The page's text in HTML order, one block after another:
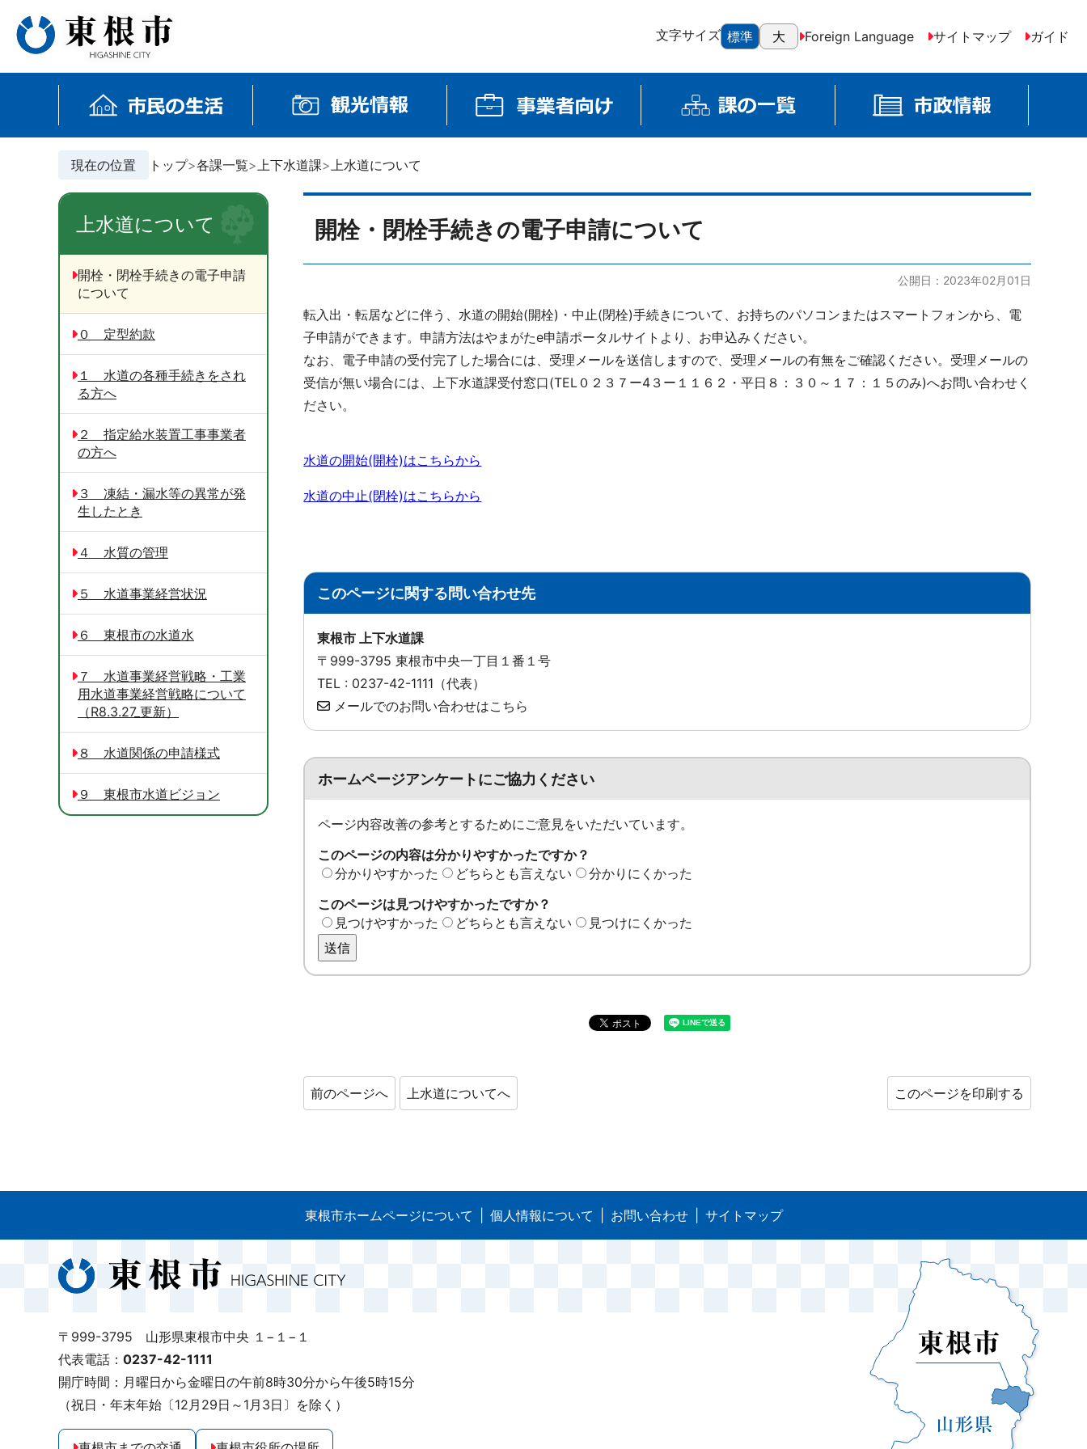
文字サイズ 標準 大 Foreign Language サイトマップ ガイド
現在の位置 トップ 各課一覧 上下水道課 上水道について
開栓・閉栓手続きの電子申請について
公開日：2023年02月01日
転入出・転居などに伴う、水道の開始(開栓)・中止(閉栓)手続きについて、お持ちのパソコンまたはスマートフォンから、電
子申請ができます。申請方法はやまがたe申請ポータルサイトより、お申込みください。
なお、電子申請の受付完了した場合には、受理メールを送信しますので、受理メールの有無をご確認ください。受理メールの
受信が無い場合には、上下水道課受付窓口(TEL０２３７ー4３ー１１６２・平日８：３０～１７：１５のみ)へお問い合わせく
ださい。
水道の開始(開栓)はこちらから
水道の中止(閉栓)はこちらから
このページに関する問い合わせ先
東根市 上下水道課
〒999-3795 東根市中央一丁目１番１号
TEL : 0237-42-1111（代表）
メールでのお問い合わせはこちら
ホームページアンケートにご協力ください
ページ内容改善の参考とするためにご意見をいただいています。
このページの内容は分かりやすかったですか？
分かりやすかった
どちらとも言えない
分かりにくかった
このページは見つけやすかったですか？
見つけやすかった
どちらとも言えない
見つけにくかった
送信
前のページへ 上水道についてへ このページを印刷する
上水道について
開栓・閉栓手続きの電子申請
について
０ 定型約款
１ 水道の各種手続きをされ
る方へ
２ 指定給水装置工事事業者
の方へ
３ 凍結・漏水等の異常が発
生したとき
４ 水質の管理
５ 水道事業経営状況
６ 東根市の水道水
７ 水道事業経営戦略・工業
用水道事業経営戦略について
（R8.3.27_更新）
８ 水道関係の申請様式
９ 東根市水道ビジョン
東根市ホームページについて 個人情報について お問い合わせ サイトマップ
〒999-3795 山形県東根市中央 １−１−１
代表電話： 0237-42-1111
開庁時間：月曜日から金曜日の午前8時30分から午後5時15分
（祝日・年末年始〔12月29日～1月3日〕を除く）